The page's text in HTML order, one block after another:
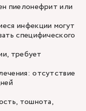
пиелонефрит или
инфекции могут
специфического
требует
отсутствие
тошнота,